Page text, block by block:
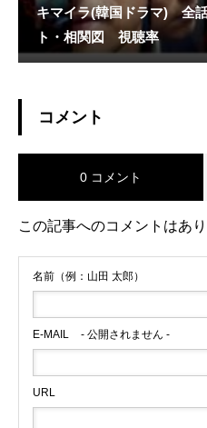
キマイラ(韓国ドラマ) 全
ト・相関図 視聴率
コメント
0 コメント
この記事へのコメントはあり
名前（例：山田 太郎）
E-MAIL - 公開されません -
URL